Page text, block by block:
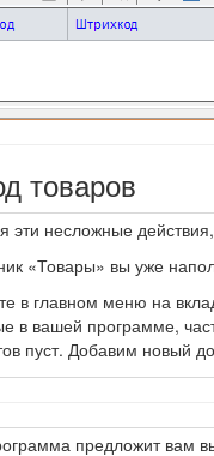
товаров
эти несложные
«Товары» вы уже
в главном меню на
в вашей программе,
пуст. Добавим новый
предложит вам